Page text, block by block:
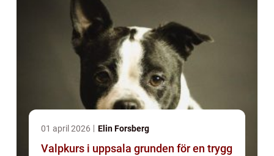
01 april 2026 Elin Forsberg
Valpkurs i uppsala grunden för en trygg